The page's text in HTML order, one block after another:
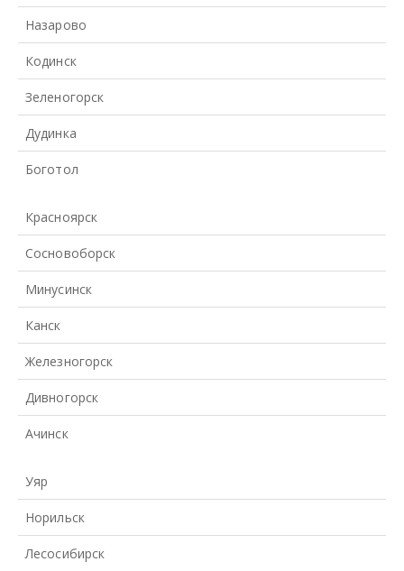
Назарово
Кодинск
Зеленогорск
Дудинка
Боготол
Красноярск
Сосновоборск
Минусинск
Канск
Железногорск
Дивногорск
Ачинск
Уяр
Норильск
Лесосибирск